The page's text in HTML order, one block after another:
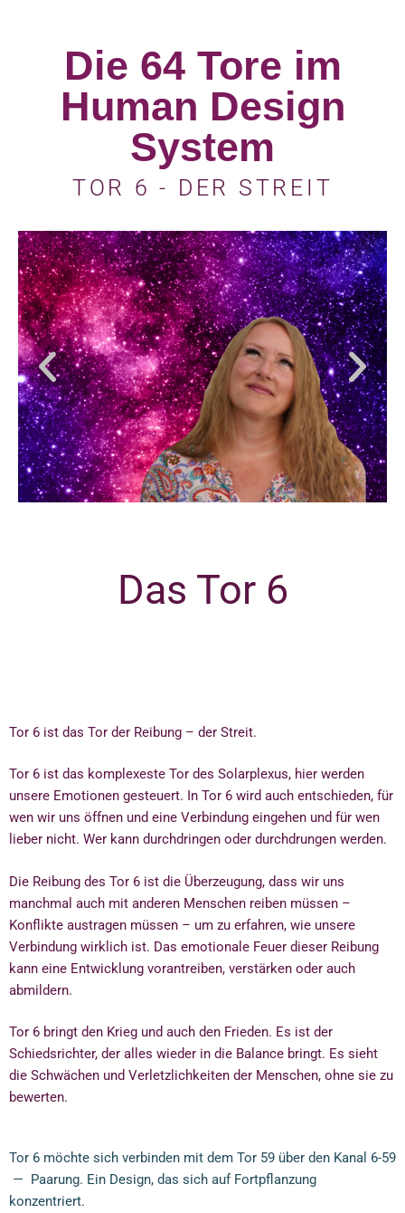
Die 64 Tore im
Human Design
System
TOR 6 - DER STREIT
Das Tor 6
Tor 6 ist das Tor der Reibung – der Streit.
Tor 6 ist das komplexeste Tor des Solarplexus, hier werden
unsere Emotionen gesteuert. In Tor 6 wird auch entschieden, für
wen wir uns öffnen und eine Verbindung eingehen und für wen
lieber nicht. Wer kann durchdringen oder durchdrungen werden.
Die Reibung des Tor 6 ist die Überzeugung, dass wir uns
manchmal auch mit anderen Menschen reiben müssen –
Konflikte austragen müssen – um zu erfahren, wie unsere
Verbindung wirklich ist. Das emotionale Feuer dieser Reibung
kann eine Entwicklung vorantreiben, verstärken oder auch
abmildern.
Tor 6 bringt den Krieg und auch den Frieden. Es ist der
Schiedsrichter, der alles wieder in die Balance bringt. Es sieht
die Schwächen und Verletzlichkeiten der Menschen, ohne sie zu
bewerten.
Tor 6 möchte sich verbinden mit dem Tor 59 über den Kanal 6-59
— Paarung. Ein Design, das sich auf Fortpflanzung
konzentriert.